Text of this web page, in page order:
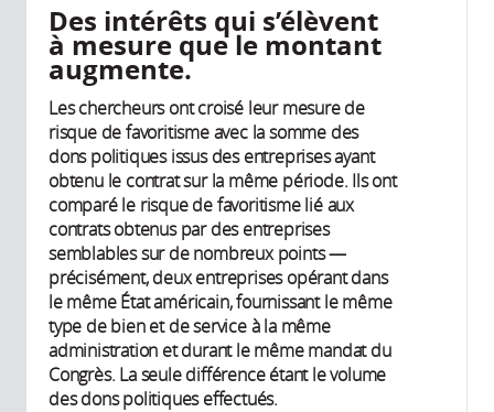
Des intérêts qui s’élèvent
à mesure que le montant
augmente.
Les chercheurs ont croisé leur mesure de
risque de favoritisme avec la somme des
dons politiques issus des entreprises ayant
obtenu le contrat sur la même période. Ils ont
comparé le risque de favoritisme lié aux
contrats obtenus par des entreprises
semblables sur de nombreux points —
précisément, deux entreprises opérant dans
le même État américain, fournissant le même
type de bien et de service à la même
administration et durant le même mandat du
Congrès. La seule différence étant le volume
des dons politiques effectués.